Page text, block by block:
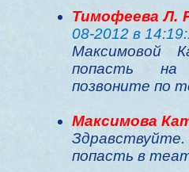
Тимофеева Л.
08-2012 в
Максимовой
попасть на
позвоните по
Максимова
попасть в